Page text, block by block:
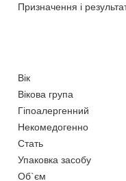
Призначення і
Вік
Вікова група
Гіпоалергенний
Некомедогенно
Стать
Упаковка засобу
Об`єм